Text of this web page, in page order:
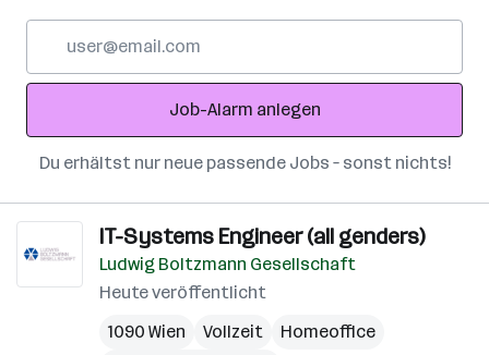
Adresse
Job-Alarm anlegen
Du erhältst nur neue passende Jobs – sonst nichts!
IT-Systems Engineer (all genders)
Ludwig Boltzmann Gesellschaft
Heute veröffentlicht
1090 Wien
Vollzeit
Homeoffice